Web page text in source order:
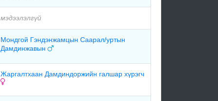
мэдээлэлгүй
Мондгой Гэндэнжамцын Саарал/уртын
Дамдинжавын
Жаргалтхаан Дамдиндоржийн галшар хүрэгч